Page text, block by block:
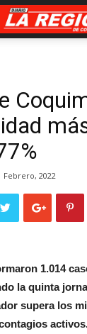
Febrero, 2022
1.014
la quinta
supera los